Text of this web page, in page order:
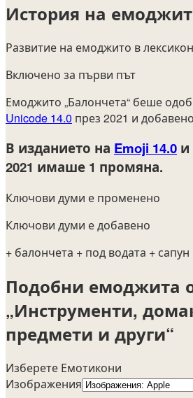
История на
Развитие на емоджито в
Включено за първи път
Емоджито „Балончета“ беше
Unicode 14.0 през 2021 и
В изданието на Emoji 14.0 и
2021 имаше 1 промяна.
Ключови думи е променено
Ключови думи е добавено
+ балончета + под водата + сапун
Подобни емоджита
„Инструменти,
предмети и други“
Изберете Емотикони
Изображения